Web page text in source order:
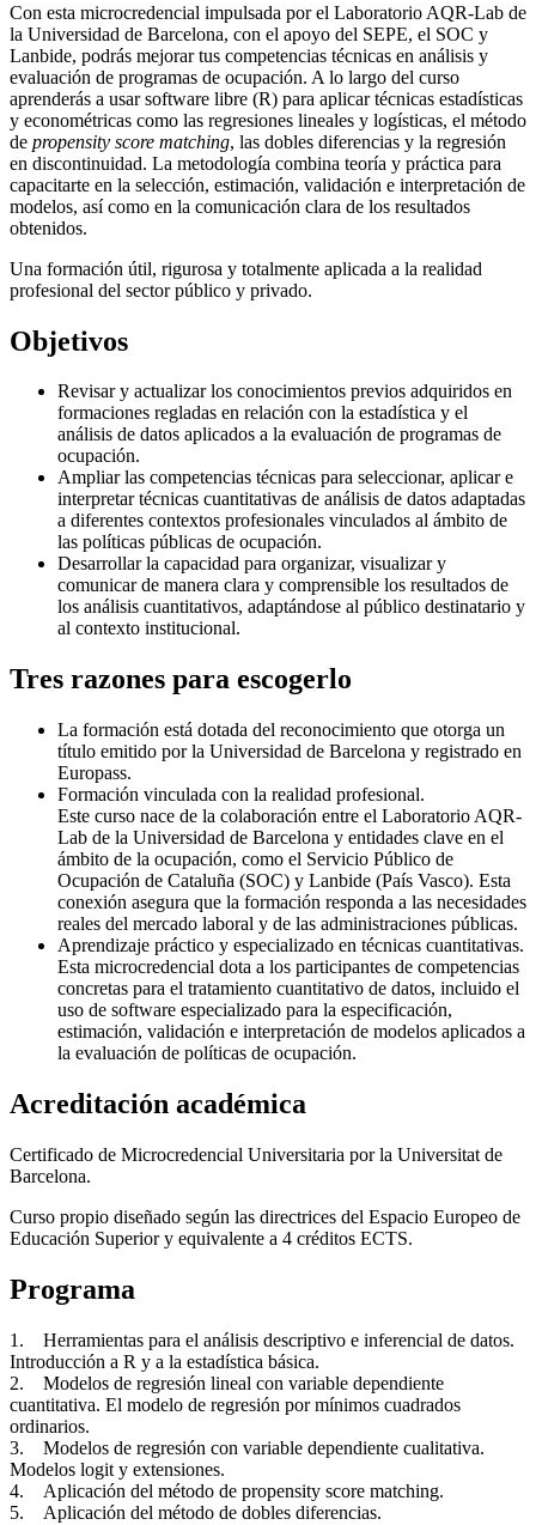
Con esta microcredencial impulsada por el Laboratorio AQR-Lab de
la Universidad de Barcelona, con el apoyo del SEPE, el SOC y
Lanbide, podrás mejorar tus competencias técnicas en análisis y
evaluación de programas de ocupación. A lo largo del curso
aprenderás a usar software libre (R) para aplicar técnicas estadísticas
y econométricas como las regresiones lineales y logísticas, el método
de propensity score matching, las dobles diferencias y la regresión
en discontinuidad. La metodología combina teoría y práctica para
capacitarte en la selección, estimación, validación e interpretación de
modelos, así como en la comunicación clara de los resultados
obtenidos.
Una formación útil, rigurosa y totalmente aplicada a la realidad
profesional del sector público y privado.
Objetivos
Revisar y actualizar los conocimientos previos adquiridos en
formaciones regladas en relación con la estadística y el
análisis de datos aplicados a la evaluación de programas de
ocupación.
Ampliar las competencias técnicas para seleccionar, aplicar e
interpretar técnicas cuantitativas de análisis de datos adaptadas
a diferentes contextos profesionales vinculados al ámbito de
las políticas públicas de ocupación.
Desarrollar la capacidad para organizar, visualizar y
comunicar de manera clara y comprensible los resultados de
los análisis cuantitativos, adaptándose al público destinatario y
al contexto institucional.
Tres razones para escogerlo
La formación está dotada del reconocimiento que otorga un
título emitido por la Universidad de Barcelona y registrado en
Europass.
Formación vinculada con la realidad profesional.
Este curso nace de la colaboración entre el Laboratorio AQR-
Lab de la Universidad de Barcelona y entidades clave en el
ámbito de la ocupación, como el Servicio Público de
Ocupación de Cataluña (SOC) y Lanbide (País Vasco). Esta
conexión asegura que la formación responda a las necesidades
reales del mercado laboral y de las administraciones públicas.
Aprendizaje práctico y especializado en técnicas cuantitativas.
Esta microcredencial dota a los participantes de competencias
concretas para el tratamiento cuantitativo de datos, incluido el
uso de software especializado para la especificación,
estimación, validación e interpretación de modelos aplicados a
la evaluación de políticas de ocupación.
Acreditación académica
Certificado de Microcredencial Universitaria por la Universitat de
Barcelona.
Curso propio diseñado según las directrices del Espacio Europeo de
Educación Superior y equivalente a 4 créditos ECTS.
Programa
1. Herramientas para el análisis descriptivo e inferencial de datos.
Introducción a R y a la estadística básica.
2. Modelos de regresión lineal con variable dependiente
cuantitativa. El modelo de regresión por mínimos cuadrados
ordinarios.
3. Modelos de regresión con variable dependiente cualitativa.
Modelos logit y extensiones.
4. Aplicación del método de propensity score matching.
5. Aplicación del método de dobles diferencias.